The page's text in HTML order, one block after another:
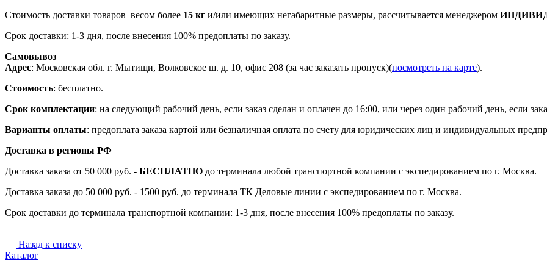
Стоимость доставки товаров весом более 15 кг и/или имеющих негабаритные размеры, рассчитывается менеджером
Срок доставки: 1-3 дня, после внесения 100% предоплаты по заказу.
Самовывоз
Адрес: Московская обл. г. Мытищи, Волковское ш. д. 10, офис 208 (за час заказать пропуск)(посмотреть на карте).
Стоимость: бесплатно.
Срок комплектации: на следующий рабочий день, если заказ сделан и оплачен до 16:00, или через один рабочий день, если
Варианты оплаты: предоплата заказа картой или безналичная оплата по счету для юридических лиц и индивидуальных
Доставка в регионы РФ
Доставка заказа от 50 000 руб. - БЕСПЛАТНО до терминала любой транспортной компании с экспедированием по г. Москва.
Доставка заказа до 50 000 руб. - 1500 руб. до терминала ТК Деловые линии с экспедированием по г. Москва.
Срок доставки до терминала транспортной компании: 1-3 дня, после внесения 100% предоплаты по заказу.
Назад к списку
Каталог